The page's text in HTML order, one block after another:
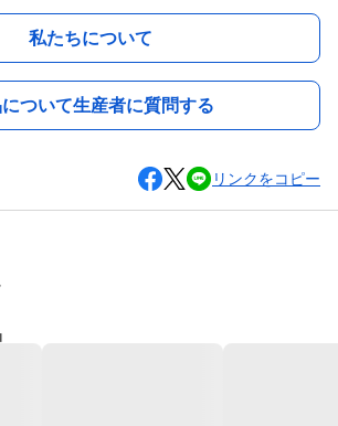
私たちについて
ついて生産者に質問する
リンクをコピー